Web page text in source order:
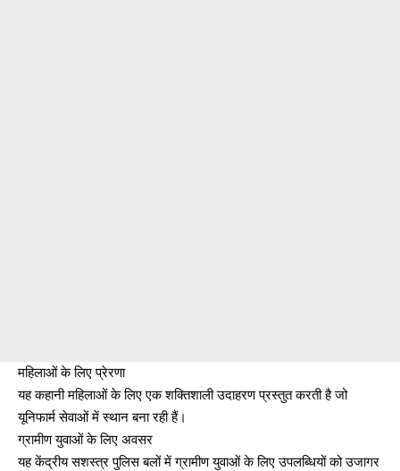
महिलाओं के लिए प्रेरणा
यह कहानी महिलाओं के लिए एक शक्तिशाली उदाहरण प्रस्तुत करती है जो
यूनिफार्म सेवाओं में स्थान बना रही हैं।
ग्रामीण युवाओं के लिए अवसर
यह केंद्रीय सशस्त्र पुलिस बलों में ग्रामीण युवाओं के लिए उपलब्धियों को उजागर